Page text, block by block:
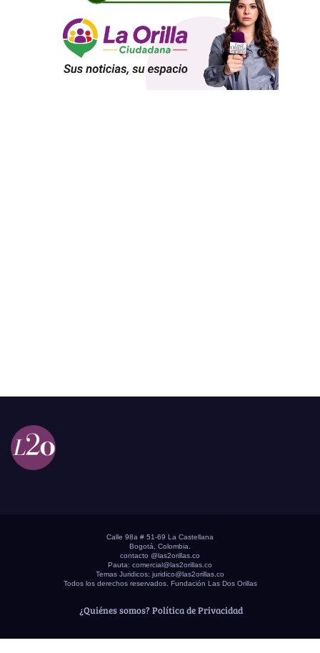
Calle 98a # 51-69 La Castellana
Bogotá, Colombia.
contacto @las2orillas.co
Pauta: comercial@las2orillas.co
Temas Juridicos: juridico@las2orillas.co
Todos los derechos reservados. Fundación Las Dos Orillas
¿Quiénes somos? Política de Privacidad